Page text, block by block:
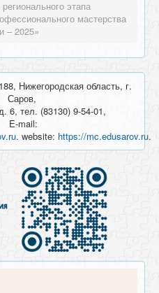
этапа
мастерства
– 2025»
Нижегородская область, г.
Саров,
6, тел. (83130) 9-54-01,
E-mail:
. website: https://mc.edusarov.ru.